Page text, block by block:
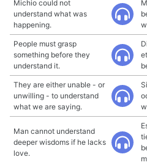
Michio could not
understand what was
happening.
People must grasp
something before they
understand it.
They are either unable - or
unwilling - to understand
what we are saying.
Man cannot understand
deeper wisdoms if he lacks
love.